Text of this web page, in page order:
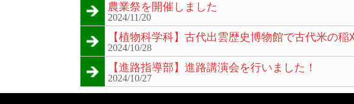
農業祭を開催しました
2024/11/20
【植物科学科】古代出雲歴史博物館で古代米の稲
2024/10/28
【進路指導部】進路講演会を行いました！
2024/10/27